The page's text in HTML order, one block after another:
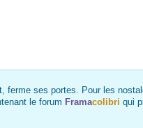
ferme ses portes. Pour les
le forum Framacolibri qui